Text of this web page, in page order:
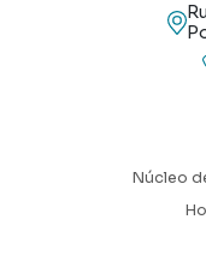
Núcleo